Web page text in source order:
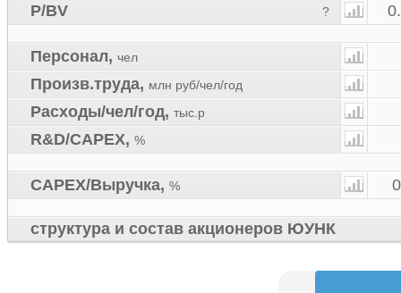
P/BV
?
Персонал, чел
Произв.труда, млн руб/чел/год
Расходы/чел/год, тыс.р
R&D/CAPEX, %
CAPEX/Выручка, %
структура и состав акционеров ЮУНК